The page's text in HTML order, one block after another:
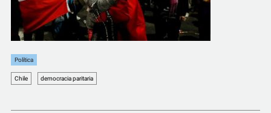
Política
Chile democracia paritaria